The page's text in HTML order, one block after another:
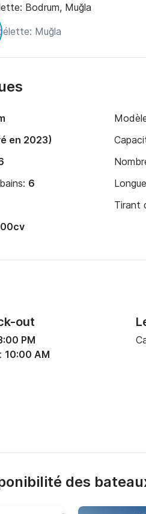
Bodrum, Muğla
en 2023)
6
Tirant
out
PM
10:00 AM
des